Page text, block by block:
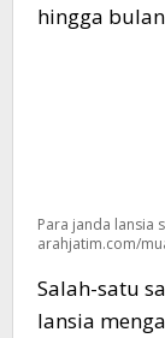
hingga
Para janda lansia
arahjatim.com/
Salah-satu
lansia